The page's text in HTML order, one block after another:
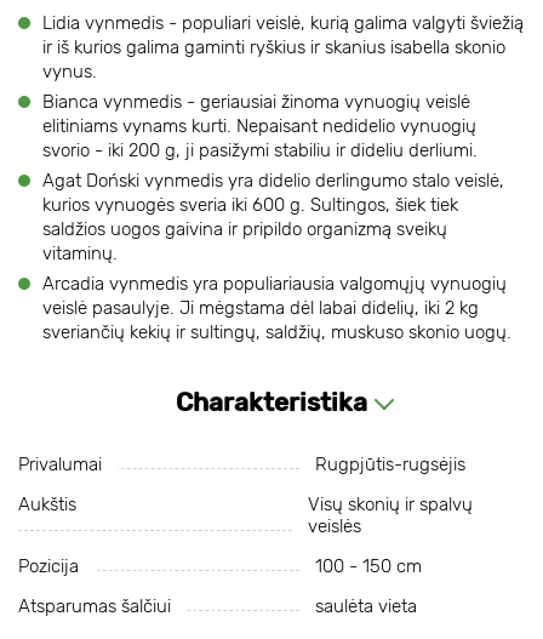
Lidia vynmedis - populiari veislė, kurią galima valgyti šviežią
ir iš kurios galima gaminti ryškius ir skanius isabella skonio
vynus.
Bianca vynmedis - geriausiai žinoma vynuogių veislė
elitiniams vynams kurti. Nepaisant nedidelio vynuogių
svorio - iki 200 g, ji pasižymi stabiliu ir dideliu derliumi.
Agat Doński vynmedis yra didelio derlingumo stalo veislė,
kurios vynuogės sveria iki 600 g. Sultingos, šiek tiek
saldžios uogos gaivina ir pripildo organizmą sveikų
vitaminų.
Arcadia vynmedis yra populiariausia valgomųjų vynuogių
veislė pasaulyje. Ji mėgstama dėl labai didelių, iki 2 kg
sveriančių kekių ir sultingų, saldžių, muskuso skonio uogų.
Charakteristika
Privalumai
Rugpjūtis-rugsėjis
Aukštis
Visų skonių ir spalvų
veislės
Pozicija
100 - 150 cm
Atsparumas šalčiui
saulėta vieta